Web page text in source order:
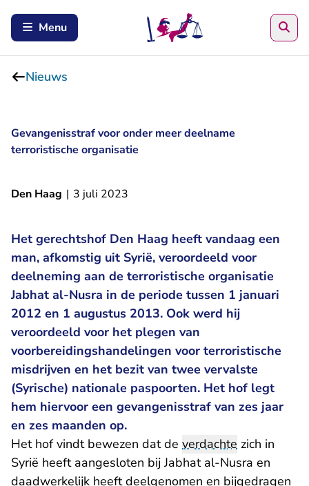
Menu
Nieuws
Gevangenisstraf voor onder meer deelname
terroristische organisatie
Den Haag | 3 juli 2023
Het gerechtshof Den Haag heeft vandaag een
man, afkomstig uit Syrië, veroordeeld voor
deelneming aan de terroristische organisatie
Jabhat al-Nusra in de periode tussen 1 januari
2012 en 1 augustus 2013. Ook werd hij
veroordeeld voor het plegen van
voorbereidingshandelingen voor terroristische
misdrijven en het bezit van twee vervalste
(Syrische) nationale paspoorten. Het hof legt
hem hiervoor een gevangenisstraf van zes jaar
en zes maanden op.
Het hof vindt bewezen dat de verdachte zich in
Syrië heeft aangesloten bij Jabhat al-Nusra en
daadwerkelijk heeft deelgenomen en bijgedragen